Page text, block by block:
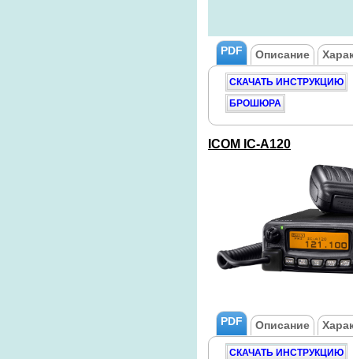
PDF Описание
СКАЧАТЬ ИНСТРУКЦИЮ
БРОШЮРА
ICOM IC-A120
PDF Описание
СКАЧАТЬ ИНСТРУКЦИЮ